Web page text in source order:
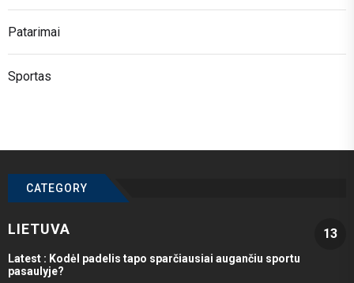
Patarimai
Sportas
CATEGORY
LIETUVA 13
Latest : Kodėl padelis tapo sparčiausiai augančiu sportu
pasaulyje?